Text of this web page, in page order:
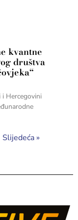
kvantne
društva
i Hercegovini
Slijedeća »